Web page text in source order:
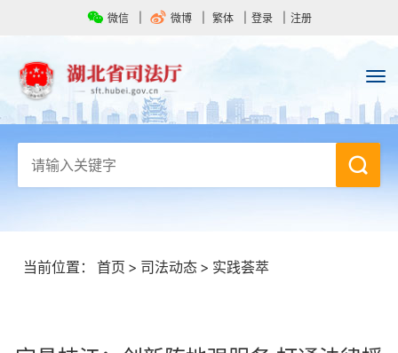
微信 微博 繁体 登录 注册
当前位置： 首页 > 司法动态 > 实践荟萃